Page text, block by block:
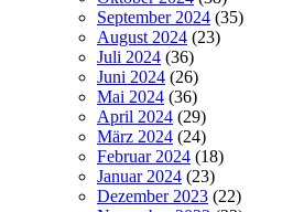
September 2024 (35)
August 2024 (23)
Juli 2024 (36)
Juni 2024 (26)
Mai 2024 (36)
April 2024 (29)
März 2024 (24)
Februar 2024 (18)
Januar 2024 (23)
Dezember 2023 (22)